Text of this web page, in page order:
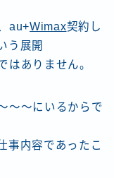
au+Wimax契約し
う展開
はありません。
〜〜にいるからで
事内容であったこ